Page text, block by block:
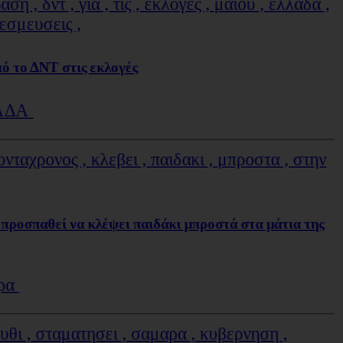
το ΔΝΤ στις εκλογές
να κλέψει παιδάκι μπροστά στα μάτια της